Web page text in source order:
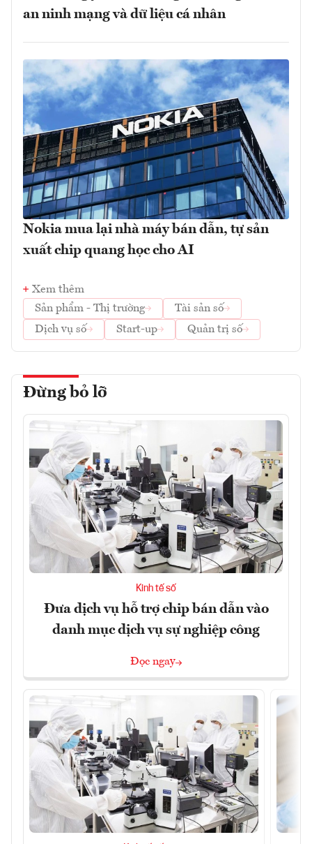
an ninh mạng và dữ liệu cá nhân
Nokia mua lại nhà máy bán dẫn, tự sản
xuất chip quang học cho AI
Xem thêm
Sản phẩm - Thị trường
Tài sản số
Dịch vụ số
Start-up Quản trị số
Đừng bỏ lỡ
Kinh tế số
Đưa dịch vụ hỗ trợ chip bán dẫn vào
danh mục dịch vụ sự nghiệp công
Đọc ngay